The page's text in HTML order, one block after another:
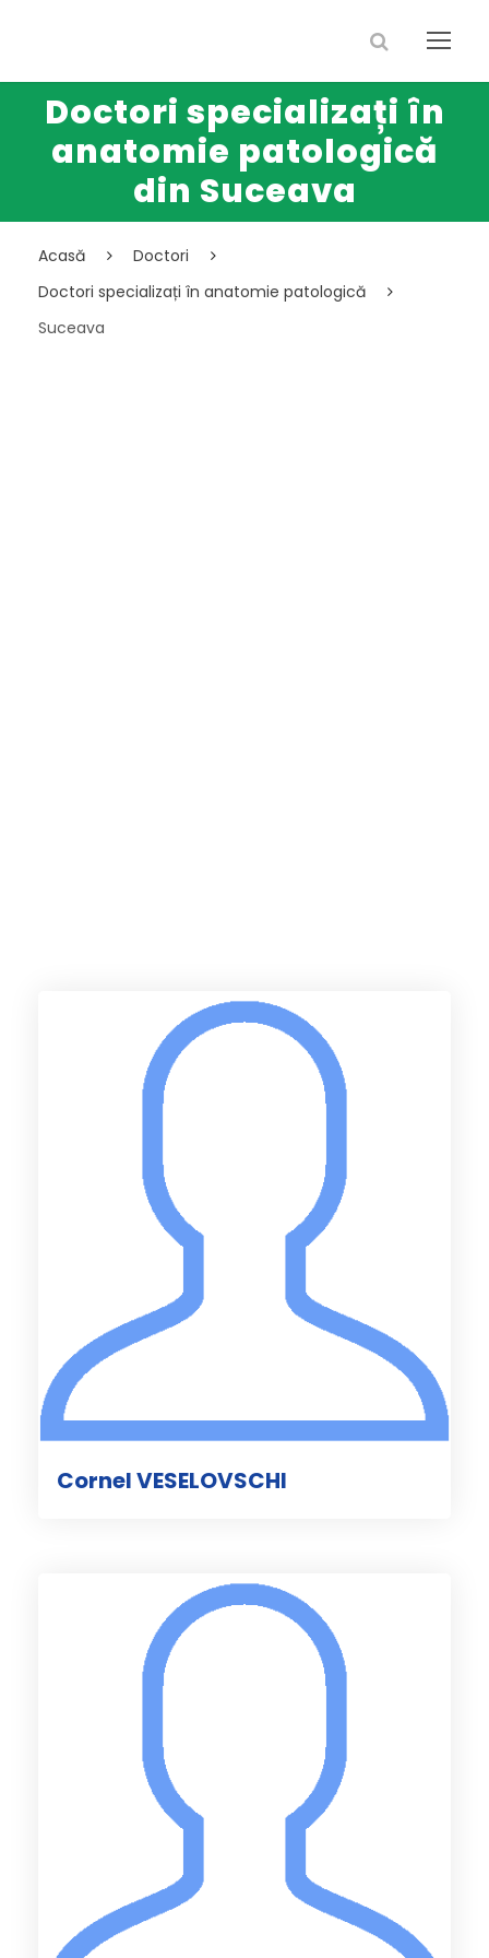
Doctori specializați în
anatomie patologică
din Suceava
Acasă
Doctori
Doctori specializați în anatomie patologică
Suceava
Cornel VESELOVSCHI